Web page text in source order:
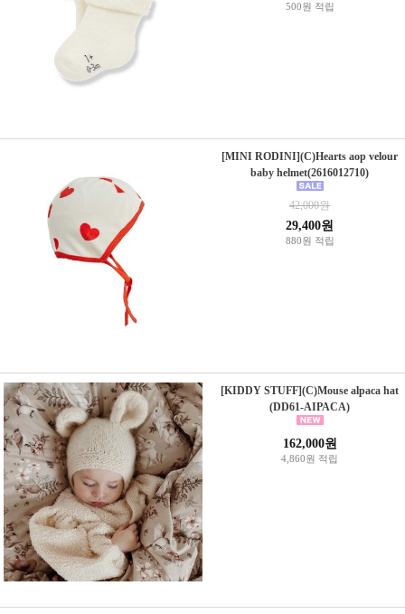
500원 적립
[MINI RODINI](C)Hearts aop velour
baby helmet(2616012710)
42,000원
29,400원
880원 적립
[KIDDY STUFF](C)Mouse alpaca hat
(DD61-AIPACA)
162,000원
4,860원 적립